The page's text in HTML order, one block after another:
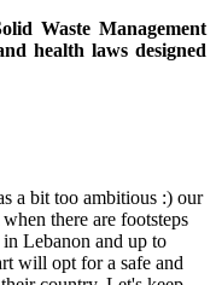
Waste Management
health laws designed
a bit too ambitious :) our
there are footsteps
Lebanon and up to
will opt for a safe and